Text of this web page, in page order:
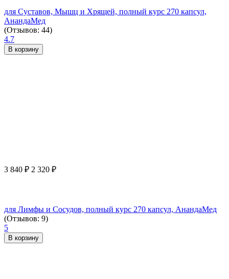
для Суставов, Мышц и Хрящей, полный курс 270 капсул,
АнандаМед
(Отзывов: 44)
4.7
В корзину
3 840 ₽ 2 320 ₽
для Лимфы и Сосудов, полный курс 270 капсул, АнандаМед
(Отзывов: 9)
5
В корзину